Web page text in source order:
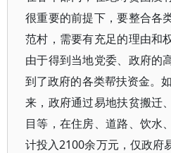
很重要的前提下，要整合各
范村，需要有充足的理由和
由于得到当地党委、政府的
到了政府的各类帮扶资金。
来，政府通过易地扶贫搬迁
目等，在住房、道路、饮水
计投入2100余万元，仅政府